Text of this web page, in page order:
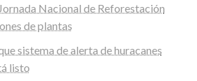
Nacional de Reforestación
de plantas
sistema de alerta de huracanes
listo